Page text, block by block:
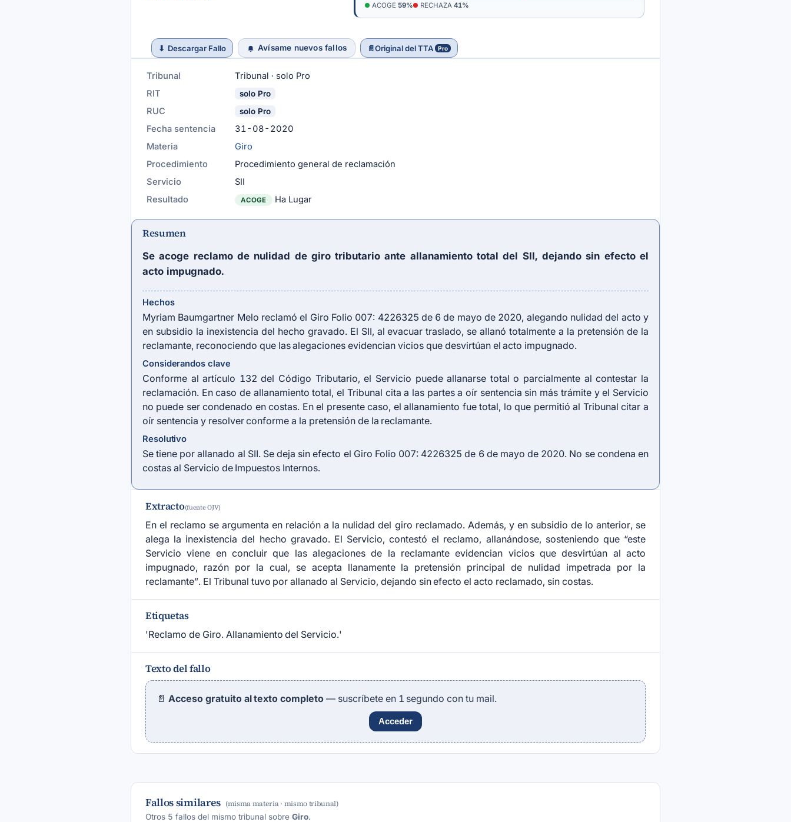
ACOGE 59% RECHAZA 41%
⬇ Descargar Fallo Avísame nuevos fallos 📄Original del TTA Pro
Tribunal
Tribunal · solo Pro
RIT
solo Pro
RUC solo Pro
Fecha sentencia
31-08-2020
Materia
Giro
Procedimiento
Procedimiento general de reclamación
Servicio
SII
Resultado
ACOGE Ha Lugar
Resumen
Se acoge reclamo de nulidad de giro tributario ante allanamiento total del SII, dejando sin efecto el
acto impugnado.
Hechos
Myriam Baumgartner Melo reclamó el Giro Folio 007: 4226325 de 6 de mayo de 2020, alegando nulidad del acto y
en subsidio la inexistencia del hecho gravado. El SII, al evacuar traslado, se allanó totalmente a la pretensión de la
reclamante, reconociendo que las alegaciones evidencian vicios que desvirtúan el acto impugnado.
Considerandos clave
Conforme al artículo 132 del Código Tributario, el Servicio puede allanarse total o parcialmente al contestar la
reclamación. En caso de allanamiento total, el Tribunal cita a las partes a oír sentencia sin más trámite y el Servicio
no puede ser condenado en costas. En el presente caso, el allanamiento fue total, lo que permitió al Tribunal citar a
oír sentencia y resolver conforme a la pretensión de la reclamante.
Resolutivo
Se tiene por allanado al SII. Se deja sin efecto el Giro Folio 007: 4226325 de 6 de mayo de 2020. No se condena en
costas al Servicio de Impuestos Internos.
Extracto(fuente OJV)
En el reclamo se argumenta en relación a la nulidad del giro reclamado. Además, y en subsidio de lo anterior, se
alega la inexistencia del hecho gravado. El Servicio, contestó el reclamo, allanándose, sosteniendo que “este
Servicio viene en concluir que las alegaciones de la reclamante evidencian vicios que desvirtúan al acto
impugnado, razón por la cual, se acepta llanamente la pretensión principal de nulidad impetrada por la
reclamante”. El Tribunal tuvo por allanado al Servicio, dejando sin efecto el acto reclamado, sin costas.
Etiquetas
'Reclamo de Giro. Allanamiento del Servicio.'
Texto del fallo
📄 Acceso gratuito al texto completo — suscríbete en 1 segundo con tu mail.
Acceder
Fallos similares (misma materia · mismo tribunal)
Otros 5 fallos del mismo tribunal sobre Giro.